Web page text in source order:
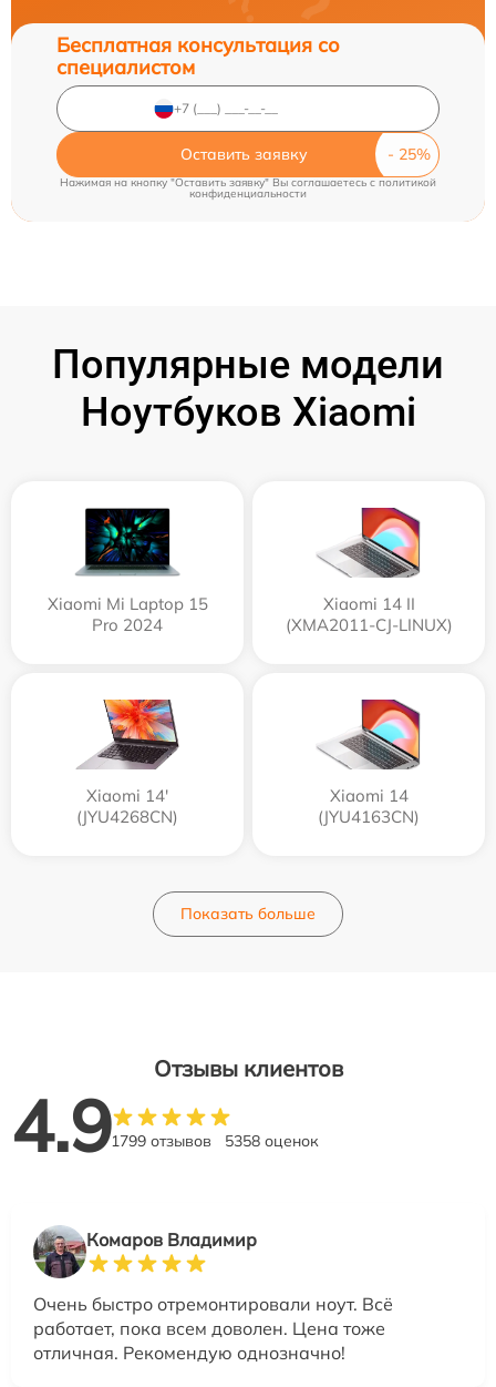
Бесплатная консультация со
специалистом
Оставить заявку
Нажимая на кнопку "Оставить заявку" Вы соглашаетесь cполитикой
конфиденциальности
Популярные модели
Ноутбуков Xiaomi
Xiaomi Mi Laptop 15
Pro 2024
Xiaomi 14 II
(XMA2011-CJ-LINUX)
Xiaomi 14'
(JYU4268CN)
Xiaomi 14
(JYU4163CN)
Показать больше
Отзывы клиентов
4.91799 отзывов 5358 оценок
Комаров Владимир
Очень быстро отремонтировали ноут. Всё
работает, пока всем доволен. Цена тоже
отличная. Рекомендую однозначно!